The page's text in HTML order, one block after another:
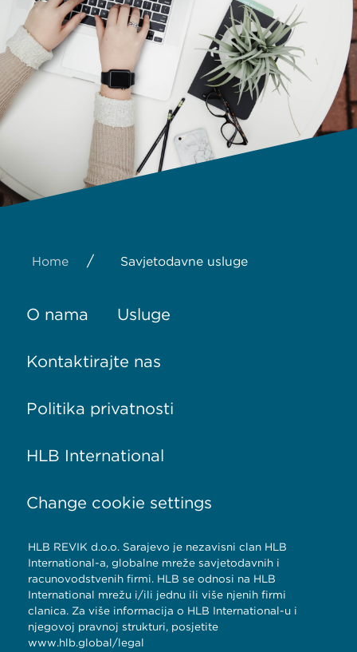
Home / Savjetodavne usluge
O nama Usluge
Kontaktirajte nas
Politika privatnosti
HLB International
Change cookie settings
HLB REVIK d.o.o. Sarajevo je nezavisni član HLB
International-a, globalne mreže savjetodavnih i
računovodstvenih firmi. HLB se odnosi na HLB
International mrežu i/ili jednu ili više njenih firmi
članica. Za više informacija o HLB International-u i
njegovoj pravnoj strukturi, posjetite
www.hlb.global/legal